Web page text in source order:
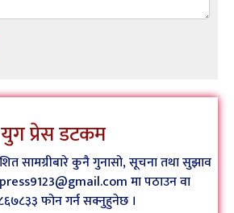
युग प्रेस डटकम
सामग्रीबारे कुनै गुनासो, सूचना तथा सुझाव
मा पठाउन वा
फोन गर्न सक्नुहुनेछ ।